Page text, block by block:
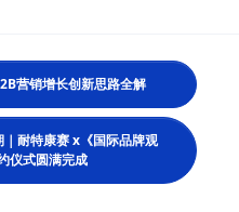
营销增长创新思路全解
耐特康赛 x《国际品牌观
仪式圆满完成